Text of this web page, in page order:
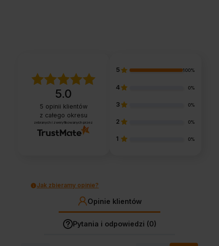
5.0
5 opinii klientów
z całego okresu
zebranych i zweryfikowanych przez
5 100%
4 0%
3 0%
2 0%
1 0%
Jak zbieramy opinie?
Opinie klientów
Pytania i odpowiedzi (0)